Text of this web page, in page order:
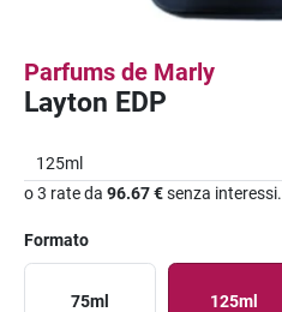
Parfums de Marly
Layton EDP
125ml
o 3 rate da 96.67 €senza interessi.
Formato
75ml 125ml